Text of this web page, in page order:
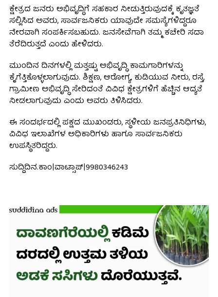
ಕ್ಷೇತ್ರದ ಜನರು ಅಭಿವೃದ್ಧಿಗೆ ಸಹಕಾರ ನೀಡುತ್ತಿರುವುದಕ್ಕೆ ಕೃತಜ್ಞತೆ
ಸಲ್ಲಿಸಿದ ಅವರು, ಸಾರ್ವಜನಿಕರು ಯಾವುದೇ ಸಮಸ್ಯೆಗಳಿದ್ದರೂ
ನೇರವಾಗಿ ಸಂಪರ್ಕಿಸಬಹುದು. ಜನಸೇವೆಗಾಗಿ ತಮ್ಮ ಕಚೇರಿ ಸದಾ
ತೆರೆದಿರುತ್ತದೆ ಎಂದು ಹೇಳಿದರು.
ಮುಂದಿನ ದಿನಗಳಲ್ಲಿ ಮತ್ತಷ್ಟು ಅಭಿವೃದ್ಧಿ ಕಾಮಗಾರಿಗಳನ್ನು
ಕೈಗೆತ್ತಿಕೊಳ್ಳಲಾಗುವುದು. ಶಿಕ್ಷಣ, ಆರೋಗ್ಯ, ಕುಡಿಯುವ ನೀರು, ರಸ್ತೆ,
ಗ್ರಾಮೀಣ ಅಭಿವೃದ್ಧಿ ಸೇರಿದಂತೆ ವಿವಿಧ ಕ್ಷೇತ್ರಗಳಿಗೆ ಹೆಚ್ಚಿನ ಆದ್ಯತೆ
ನೀಡಲಾಗುವುದು ಎಂದು ಅವರು ತಿಳಿಸಿದರು.
ಈ ಸಂದರ್ಭದಲ್ಲಿ ಪಕ್ಷದ ಮುಖಂಡರು, ಸ್ಥಳೀಯ ಜನಪ್ರತಿನಿಧಿಗಳು,
ವಿವಿಧ ಇಲಾಖೆಗಳ ಅಧಿಕಾರಿಗಳು ಹಾಗೂ ಸಾರ್ವಜನಿಕರು
ಉಪಸ್ಥಿತರಿದ್ದರು.
ಸುದ್ದಿದಿನ.ಕಾಂ|ವಾಟ್ಸಾಪ್|9980346243